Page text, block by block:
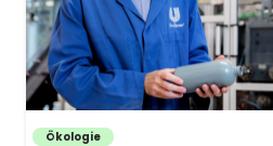
Ökologie